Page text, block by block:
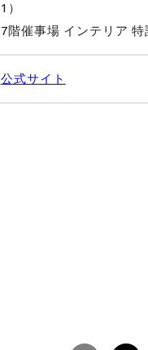
1）
7階催事場 インテリア 特
公式サイト